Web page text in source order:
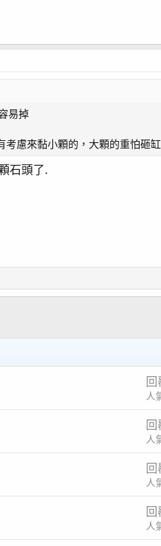
易掉
慮來黏小顆的，大顆的重怕砸
石頭了.
回
人
回
人
回
人
回
人